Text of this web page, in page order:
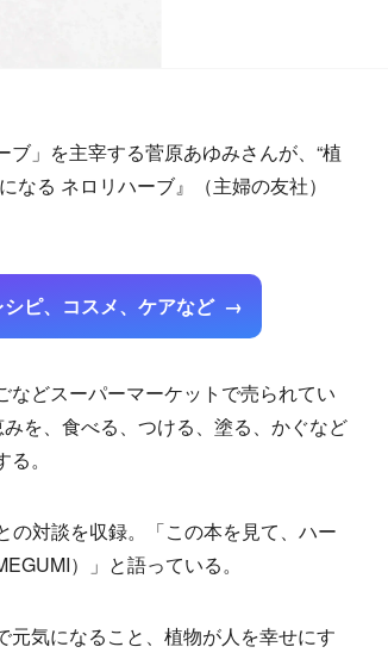
」を主宰する菅原あゆみさんが、“植
なる ネロリハーブ』（主婦の友社）
ピ、コスメ、ケアなど
どスーパーマーケットで売られてい
を、食べる、つける、塗る、かぐなど
。
対談を収録。「この本を見て、ハー
）」と語っている。
気になること、植物が人を幸せにす